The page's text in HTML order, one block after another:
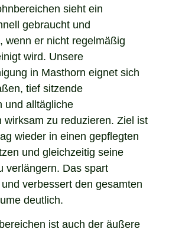
sieht ein
gebraucht und
wenn er nicht regelmäßig
wird. Unsere
in Masthorn eignet sich
tief sitzende
und alltägliche
wirksam zu reduzieren. Ziel ist
wieder in einen gepflegten
und gleichzeitig seine
verlängern. Das spart
verbessert den gesamten
deutlich.
ist auch der äußere